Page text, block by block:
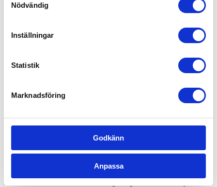
Nödvändig
Inställningar
Statistik
Marknadsföring
Godkänn
Anpassa
Absolut! Vi drar av 50% på arbetskostnaden, så
trädgårdsavfall till tippen.
tjänster för trädgårdsskötsel
“Trädgårdsarbete i Landskrona som blev mycket
bra!”
Klippte större lagerhäggs-häck, murgröna och ett mindre
träd. Blev jättefint! Enkla att kommunicera med, nedlagd
tid stämde bra med uppskattningen som gjordes inför